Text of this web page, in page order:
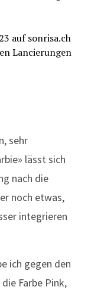
sehr
lässt sich
nach die
noch etwas,
integrieren
ich gegen den
Farbe Pink,